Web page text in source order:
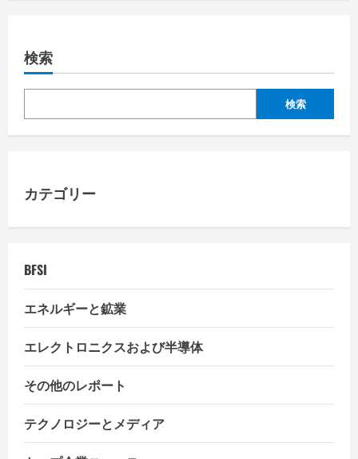
a
v
i
a
o
n
検索
検索
カテゴリー
BFSI
エネルギーと鉱業
エレクトロニクスおよび半導体
その他のレポート
テクノロジーとメディア